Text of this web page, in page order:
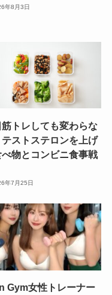
年8月3日
トレしても変わらな
テストステロンを上げ
べ物とコンビニ食事戦
年7月25日
Gym女性トレーナー